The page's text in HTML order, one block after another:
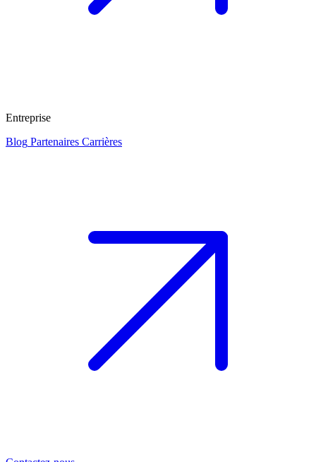
Entreprise
Blog Partenaires Carrières